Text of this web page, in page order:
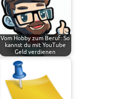
Vom Hobby zum Beruf: So
kannst du mit YouTube
Geld verdienen